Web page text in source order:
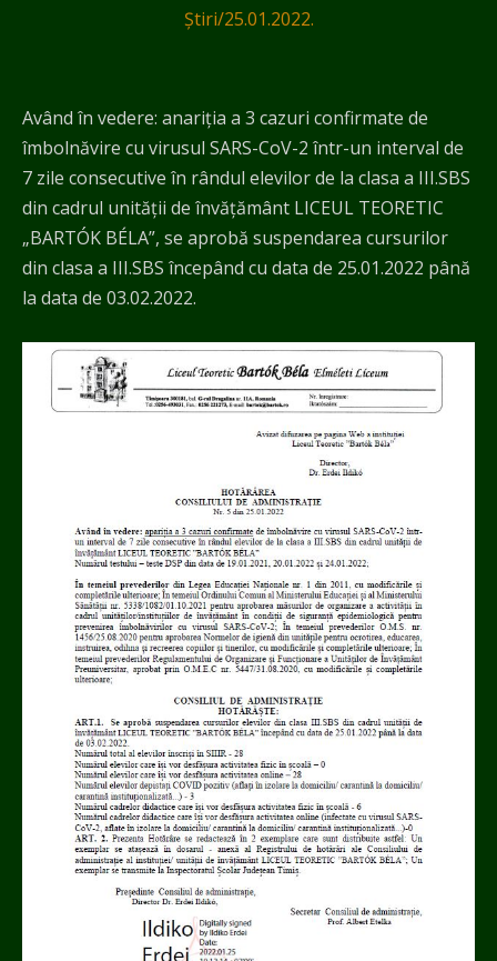
Știri/25.01.2022.
Având în vedere: anariția a 3 cazuri confirmate de
îmbolnăvire cu virusul SARS-CoV-2 într-un interval de
7 zile consecutive în rândul elevilor de la clasa a III.SBS
din cadrul unității de învățământ LICEUL TEORETIC
„BARTÓK BÉLA”, se aprobă suspendarea cursurilor
din clasa a III.SBS începând cu data de 25.01.2022 până
la data de 03.02.2022.